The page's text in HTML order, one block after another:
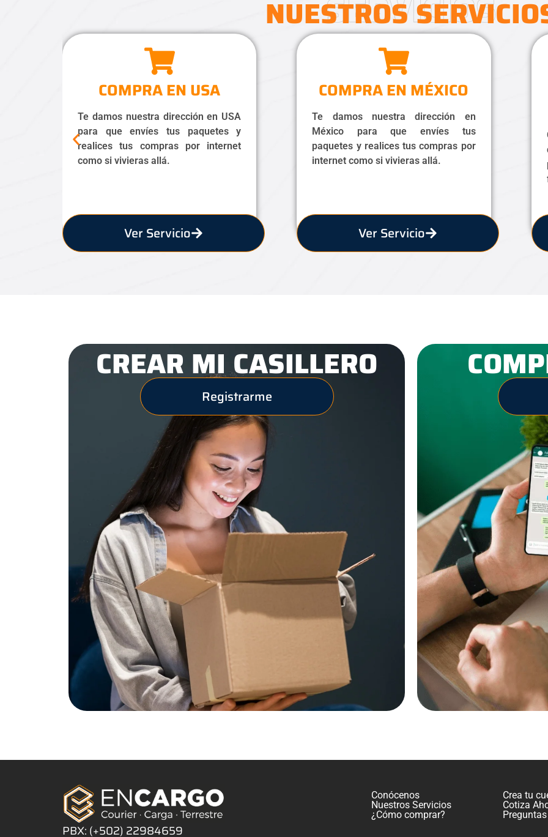
NUESTROS
COMPRA EN USA
Te damos nuestra dirección en USA
para que envíes tus paquetes y
realices tus compras por internet
como si vivieras allá.
Ver Servicio
COMPRA EN MÉXICO
Te damos nuestra dirección en
México para que envíes tus
paquetes y realices tus compras por
internet como si vivieras allá.
Ver Servicio
CREAR MI CASILLERO
Registrarme
PBX: (+502) 22984659
Conócenos
Nuestros Servicios
¿Cómo comprar?
Crea tu
Cotiza